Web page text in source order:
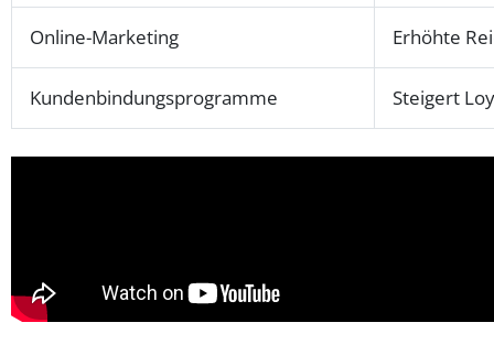
Online-Marketing Erhöhte
Kundenbindungsprogramme Steigert